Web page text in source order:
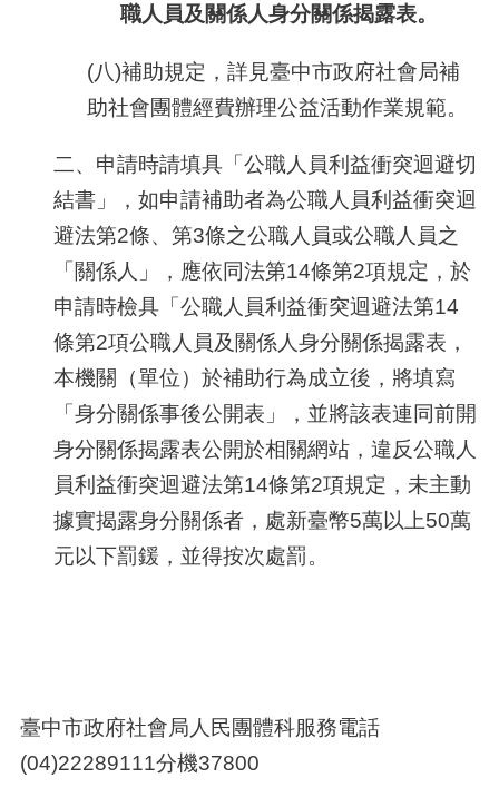
職人員及關係人身分關係揭露表。
(八)補助規定，詳見臺中市政府社會局補
助社會團體經費辦理公益活動作業規範。
二、申請時請填具「公職人員利益衝突迴避切
結書」，如申請補助者為公職人員利益衝突迴
避法第2條、第3條之公職人員或公職人員之
「關係人」，應依同法第14條第2項規定，於
申請時檢具「公職人員利益衝突迴避法第14
條第2項公職人員及關係人身分關係揭露表，
本機關（單位）於補助行為成立後，將填寫
「身分關係事後公開表」，並將該表連同前開
身分關係揭露表公開於相關網站，違反公職人
員利益衝突迴避法第14條第2項規定，未主動
據實揭露身分關係者，處新臺幣5萬以上50萬
元以下罰鍰，並得按次處罰。
臺中市政府社會局人民團體科服務電話
(04)22289111分機37800